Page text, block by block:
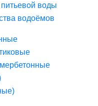
питьевой воды
водоёмов